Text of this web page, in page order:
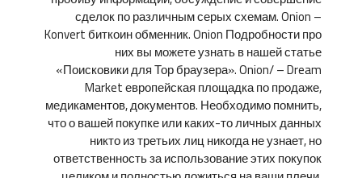
сделок по различным серых схемам. Onion –
Konvert биткоин обменник. Onion Подробности про
них вы можете узнать в нашей статье
«Поисковики для Тор браузера». Onion/ – Dream
Market европейская площадка по продаже,
медикаментов, документов. Необходимо помнить,
что о вашей покупке или каких-то личных данных
никто из третьих лиц никогда не узнает, но
ответственность за использование этих покупок